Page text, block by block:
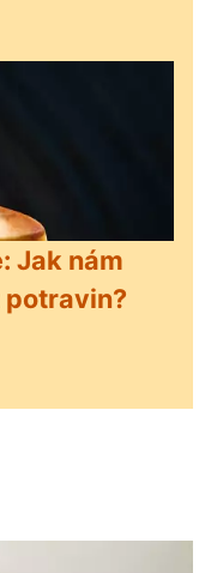
Jak nám